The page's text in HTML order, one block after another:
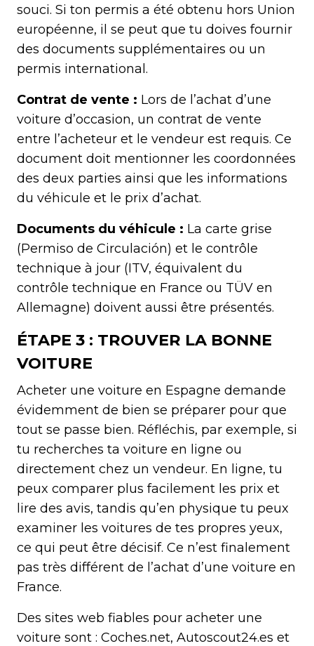
souci. Si ton permis a été obtenu hors Union
européenne, il se peut que tu doives fournir
des documents supplémentaires ou un
permis international.
Contrat de vente : Lors de l’achat d’une
voiture d’occasion, un contrat de vente
entre l’acheteur et le vendeur est requis. Ce
document doit mentionner les coordonnées
des deux parties ainsi que les informations
du véhicule et le prix d’achat.
Documents du véhicule : La carte grise
(Permiso de Circulación) et le contrôle
technique à jour (ITV, équivalent du
contrôle technique en France ou TÜV en
Allemagne) doivent aussi être présentés.
ÉTAPE 3 : TROUVER LA BONNE
VOITURE
Acheter une voiture en Espagne demande
évidemment de bien se préparer pour que
tout se passe bien. Réfléchis, par exemple, si
tu recherches ta voiture en ligne ou
directement chez un vendeur. En ligne, tu
peux comparer plus facilement les prix et
lire des avis, tandis qu’en physique tu peux
examiner les voitures de tes propres yeux,
ce qui peut être décisif. Ce n’est finalement
pas très différent de l’achat d’une voiture en
France.
Des sites web fiables pour acheter une
voiture sont : Coches.net, Autoscout24.es et